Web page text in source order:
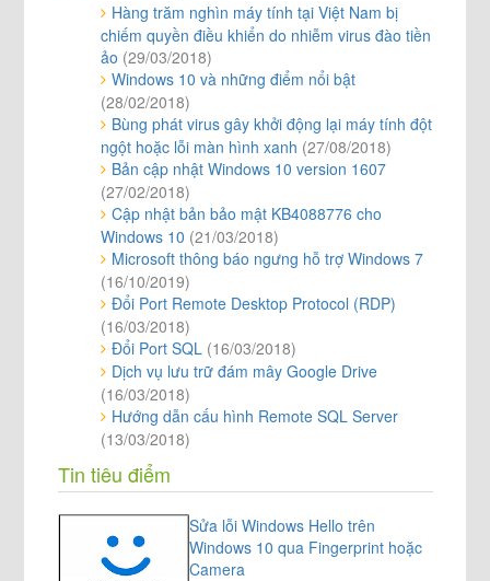
Hàng trăm nghìn máy tính tại Việt Nam bị
chiếm quyền điều khiển do nhiễm virus đào tiền
ảo (29/03/2018)
Windows 10 và những điểm nổi bật
(28/02/2018)
Bùng phát virus gây khởi động lại máy tính đột
ngột hoặc lỗi màn hình xanh (27/08/2018)
Bản cập nhật Windows 10 version 1607
(27/02/2018)
Cập nhật bản bảo mật KB4088776 cho
Windows 10 (21/03/2018)
Microsoft thông báo ngưng hỗ trợ Windows 7
(16/10/2019)
Đổi Port Remote Desktop Protocol (RDP)
(16/03/2018)
Đổi Port SQL (16/03/2018)
Dịch vụ lưu trữ đám mây Google Drive
(16/03/2018)
Hướng dẫn cấu hình Remote SQL Server
(13/03/2018)
Tin tiêu điểm
Sửa lỗi Windows Hello trên
Windows 10 qua Fingerprint hoặc
Camera